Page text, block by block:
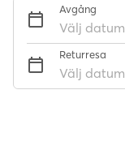
Avgång
Välj datum
Returresa
Välj datum